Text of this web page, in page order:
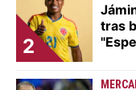
2
tras